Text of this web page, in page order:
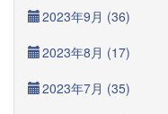
2023年9月 (36)
2023年8月 (17)
2023年7月 (35)